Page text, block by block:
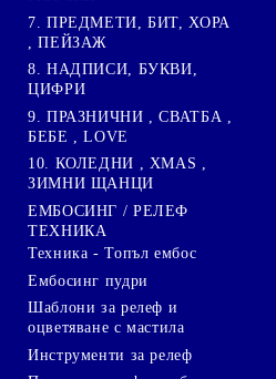
7. ПРЕДМЕТИ, БИТ, ХОРА
, ПЕЙЗАЖ
8. НАДПИСИ, БУКВИ,
ЦИФРИ
9. ПРАЗНИЧНИ , СВАТБА ,
БЕБЕ , LOVE
10. КОЛЕДНИ , XMAS ,
ЗИМНИ ЩАНЦИ
ЕМБОСИНГ / РЕЛЕФ
ТЕХНИКА
Техника - Топъл ембос
Ембосинг пудри
Шаблони за релеф и
оцветяване с мастила
Инструменти за релеф